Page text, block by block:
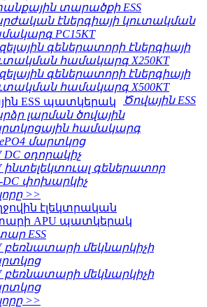
տարածքի ESS
էներգիայի կուտակման
PC15KT
գեներատորի էներգիայի
համակարգ X250KT
գեներատորի էներգիայի
համակարգ X500KT
Ծովային ESS
լարման ծովային
համակարգ
մարտկոց
DC օդորակիչ
ինտելեկտուալ գեներատոր
DC փոխարկիչ
>>
ESS
բեռնատարի մեկնարկիչի
բեռնատարի մեկնարկիչի
>>